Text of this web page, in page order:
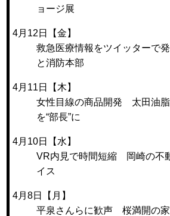
ョージ展
4月12日【金】
救急医療情報をツイッターで
と消防本部
4月11日【木】
女性目線の商品開発 太田油
を“部長”に
4月10日【水】
VR内見で時間短縮 岡崎の不
イス
4月8日【月】
平泉さんらに歓声 桜満開の家